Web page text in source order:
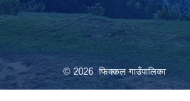
© 2026 फिक्कल गाउँपालिका